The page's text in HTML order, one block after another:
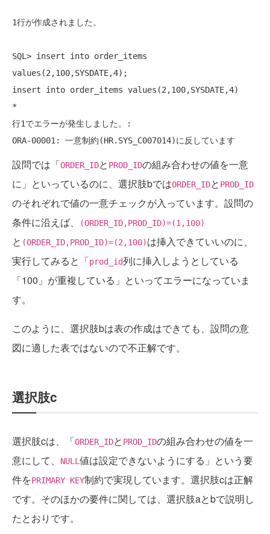
1行が作成されました。
SQL> insert into order_items
values(2,100,SYSDATE,4);
insert into order_items values(2,100,SYSDATE,4)
*
行1でエラーが発生しました。:
ORA-00001: 一意制約(HR.SYS_C007014)に反しています
設問では「ORDER_IDと PROD_IDの組み合わせの値を一意
に」といっているのに、選択肢bではORDER_IDと PROD_ID
のそれぞれで値の一意チェックが入っています。設問の
条件に沿えば、
(ORDER_ID,PROD_ID)=(1,100)
と (ORDER_ID,PROD_ID)=(2,100)は挿入できていいのに、
実行してみると「prod_id列に挿入しようとしている
「100」が重複している」といってエラーになっていま
す。
このように、選択肢bは表の作成はできても、設問の意
図に適した表ではないので不正解です。
選択肢c
選択肢cは、「ORDER_IDと PROD_IDの組み合わせの値を一
意にして、
NULL 値は設定できないようにする」という要
件をPRIMARY KEY制約で実現しています。選択肢cは正解
です。そのほかの要件に関しては、選択肢aとbで説明し
たとおりです。